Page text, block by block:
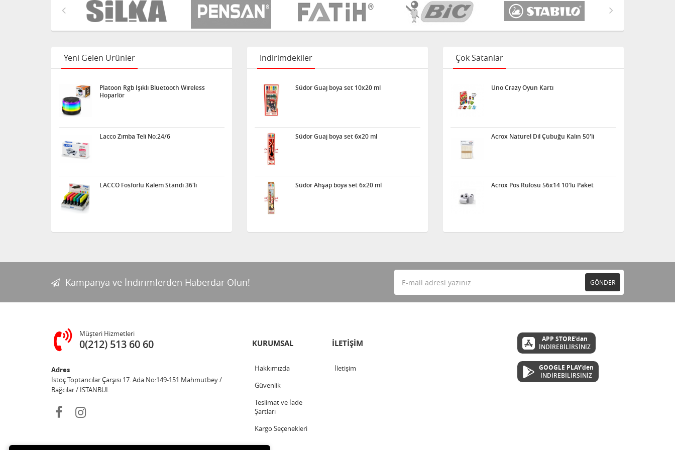
Yeni Gelen Ürünler
Platoon Rgb Işıklı Bluetooth Wireless
Hoparlör
Lacco Zımba Teli No:24/6
LACCO Fosforlu Kalem Standı 36'lı
İndirimdekiler
Südor Guaj boya set 10x20 ml
Südor Guaj boya set 6x20 ml
Südor Ahşap boya set 6x20 ml
Çok Satanlar
Uno Crazy Oyun Kartı
Acrox Naturel Dil Çubuğu Kalın 50'li
Acrox Pos Rulosu 56x14 10'lu Paket
Kampanya ve İndirimlerden Haberdar Olun! GÖNDER
Müşteri Hizmetleri
0(212) 513 60 60
Adres
İstoç Toptancılar Çarşısı 17. Ada No:149-151 Mahmutbey /
Bağcılar / İSTANBUL
KURUMSAL
Hakkımızda
Güvenlik
Teslimat ve İade
Şartları
Kargo Seçenekleri
İLETİŞİM
İletişim
APP STORE'dan
İNDİREBİLİRSİNİZ
GOOGLE PLAY'den
İNDİREBİLİRSİNİZ